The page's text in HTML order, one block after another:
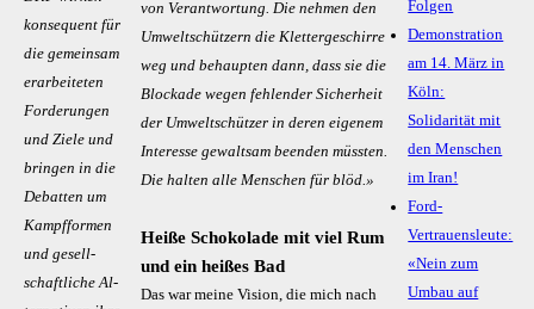
kon­se­quent für
die ge­mein­sam
er­ar­bei­te­ten
For­de­run­gen
und Zie­le und
brin­gen in die
De­bat­ten um
Kampf­for­men
und ge­sell­
schaft­li­che Al­
von Verantwortung. Die nehmen den
Umweltschützern die Klettergeschirre
weg und behaupten dann, dass sie die
Blockade wegen fehlender Sicherheit
der Umweltschützer in deren eigenem
Interesse gewaltsam beenden müssten.
Die halten alle Menschen für blöd.»
Heiße Schokolade mit viel Rum
und ein heißes Bad
Das war meine Vision, die mich nach
Folgen
Demonstration
am 14. März in
Köln:
Solidarität mit
den Menschen
im Iran!
Ford-
Vertrauensleute:
«Nein zum
Umbau auf